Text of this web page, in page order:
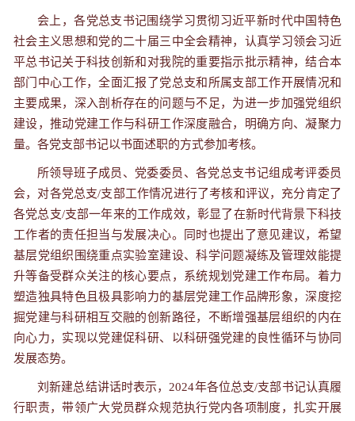
会上，各党总支书记围绕学习贯彻习近平新时代中国特色
社会主义思想和党的二十届三中全会精神，认真学习领会习近
平总书记关于科技创新和对我院的重要指示批示精神，结合本
部门中心工作，全面汇报了党总支和所属支部工作开展情况和
主要成果，深入剖析存在的问题与不足，为进一步加强党组织
建设，推动党建工作与科研工作深度融合，明确方向、凝聚力
量。各党支部书记以书面述职的方式参加考核。
所领导班子成员、党委委员、各党总支书记组成考评委员
会，对各党总支/支部工作情况进行了考核和评议，充分肯定了
各党总支/支部一年来的工作成效，彰显了在新时代背景下科技
工作者的责任担当与发展决心。同时也提出了意见建议，希望
基层党组织围绕重点实验室建设、科学问题凝练及管理效能提
升等备受群众关注的核心要点，系统规划党建工作布局。着力
塑造独具特色且极具影响力的基层党建工作品牌形象，深度挖
掘党建与科研相互交融的创新路径，不断增强基层组织的内在
向心力，实现以党建促科研、以科研强党建的良性循环与协同
发展态势。
刘新建总结讲话时表示，2024年各位总支/支部书记认真履
行职责，带领广大党员群众规范执行党内各项制度，扎实开展